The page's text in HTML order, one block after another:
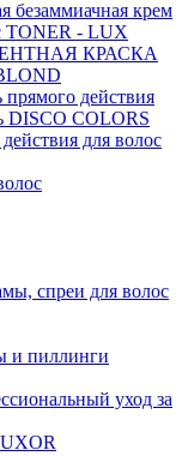
безаммиачная крем
TONER - LUX
КРАСКА
действия
DISCO COLORS
для волос
спреи для волос
и пиллинги
уход за